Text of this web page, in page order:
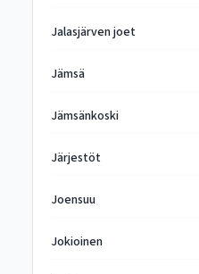
Jalasjärven joet
Jämsä
Jämsänkoski
Järjestöt
Joensuu
Jokioinen